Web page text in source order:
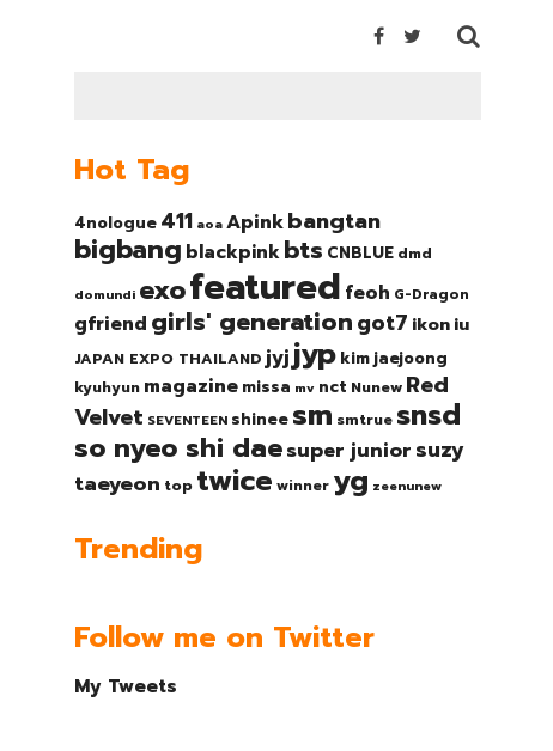
Hot Tag
4nologue 411 aoaApinkbangtan
bigbang blackpinkbts CNBLUE dmd
domundi exofeatured feoh G-Dragon
gfriend girls' generationgot7 ikoniu
JAPAN EXPO THAILAND jyjjyp kim jaejoong
kyuhyun magazine missa mv nct Nunew Red
Velvet SEVENTEEN shinee sm smtrue snsd
so nyeo shi daesuper junior suzy
taeyeon top twice winner yg zeenunew
Trending
Follow me on Twitter
My Tweets